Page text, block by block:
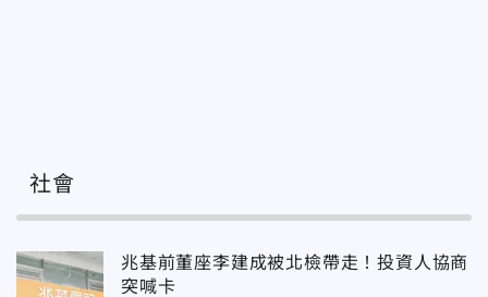
社會
兆基前董座李建成被北檢帶走！投資人協商
突喊卡